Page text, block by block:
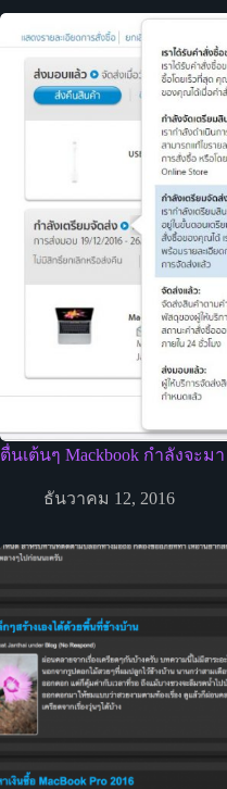
ตื่นเต้นๆ Mackbook กำลังจะมา
ธันวาคม 12, 2016